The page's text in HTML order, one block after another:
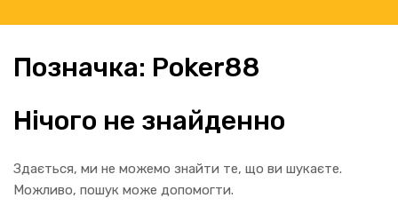
Позначка: Poker88
Нічого не знайденно
Здається, ми не можемо знайти те, що ви шукаєте.
Можливо, пошук може допомогти.